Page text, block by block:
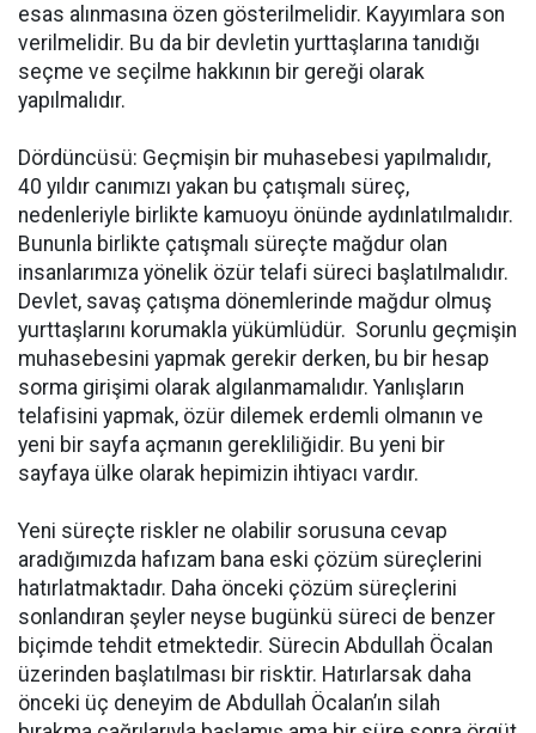
esas alınmasına özen gösterilmelidir. Kayyımlara son
verilmelidir. Bu da bir devletin yurttaşlarına tanıdığı
seçme ve seçilme hakkının bir gereği olarak
yapılmalıdır.
Dördüncüsü: Geçmişin bir muhasebesi yapılmalıdır,
40 yıldır canımızı yakan bu çatışmalı süreç,
nedenleriyle birlikte kamuoyu önünde aydınlatılmalıdır.
Bununla birlikte çatışmalı süreçte mağdur olan
insanlarımıza yönelik özür telafi süreci başlatılmalıdır.
Devlet, savaş çatışma dönemlerinde mağdur olmuş
yurttaşlarını korumakla yükümlüdür. Sorunlu geçmişin
muhasebesini yapmak gerekir derken, bu bir hesap
sorma girişimi olarak algılanmamalıdır. Yanlışların
telafisini yapmak, özür dilemek erdemli olmanın ve
yeni bir sayfa açmanın gerekliliğidir. Bu yeni bir
sayfaya ülke olarak hepimizin ihtiyacı vardır.
Yeni süreçte riskler ne olabilir sorusuna cevap
aradığımızda hafızam bana eski çözüm süreçlerini
hatırlatmaktadır. Daha önceki çözüm süreçlerini
sonlandıran şeyler neyse bugünkü süreci de benzer
biçimde tehdit etmektedir. Sürecin Abdullah Öcalan
üzerinden başlatılması bir risktir. Hatırlarsak daha
önceki üç deneyim de Abdullah Öcalan’ın silah